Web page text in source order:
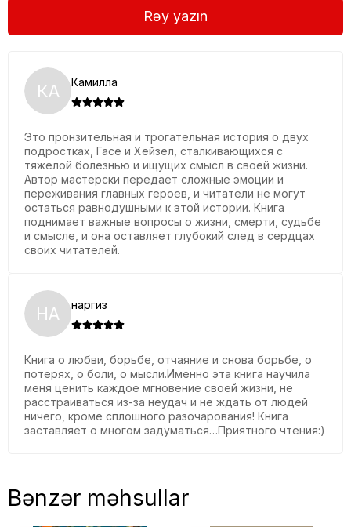
КА Камилла
Это пронзительная и трогательная история о двух
подростках, Гасе и Хейзел, сталкивающихся с
тяжелой болезнью и ищущих смысл в своей жизни.
Автор мастерски передает сложные эмоции и
переживания главных героев, и читатели не могут
остаться равнодушными к этой истории. Книга
поднимает важные вопросы о жизни, смерти, судьбе
и смысле, и она оставляет глубокий след в сердцах
своих читателей.
НА наргиз
Книга о любви, борьбе, отчаяние и снова борьбе, о
потерях, о боли, о мысли.Именно эта книга научила
меня ценить каждое мгновение своей жизни, не
расстраиваться из-за неудач и не ждать от людей
ничего, кроме сплошного разочарования! Книга
заставляет о многом задуматься…Приятного чтения:)
Rəy yazın
Bənzər məhsullar